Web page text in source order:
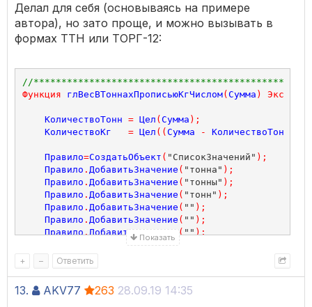
Делал для себя (основываясь на примере
автора), но зато проще, и можно вызывать в
формах ТТН или ТОРГ-12:
//
Функция
глВесВТоннахПрописьюКгЧислом(Сумма ) Экспорт
КоличествоТонн = Цел (Сумма );
КоличествоКг
= Цел ((Сумма - КоличествоТонн
Правило=СоздатьОбъект ( "СписокЗначений" );
Правило . ДобавитьЗначение ( "тонна" );
Правило . ДобавитьЗначение ( "тонны" );
Правило . ДобавитьЗначение ( "тонн" );
Правило . ДобавитьЗначение ( "" );
Правило . ДобавитьЗначение ( "" );
Правило . ДобавитьЗначение ( "" );
ДобавитьЗначение(
Показать
+ – Ответить
13. AKV77 263 28.09.19 14:35